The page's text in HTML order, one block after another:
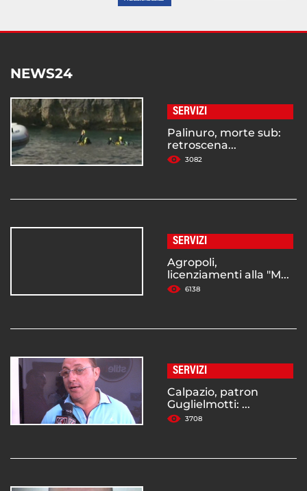
NEWS24
SERVIZI
Palinuro, morte sub:
retroscena...
3082
SERVIZI
Agropoli,
licenziamenti alla "M...
6138
SERVIZI
Calpazio, patron
Guglielmotti: ...
3708